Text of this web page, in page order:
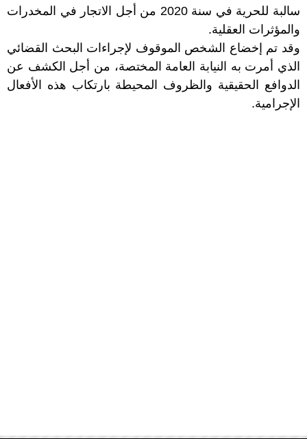
سالبة للحرية في سنة 2020 من أجل الاتجار في المخدرات
والمؤثرات العقلية.
وقد تم إخضاع الشخص الموقوف لإجراءات البحث القضائي
الذي أمرت به النيابة العامة المختصة، من أجل الكشف عن
الدوافع الحقيقية والظروف المحيطة بارتكاب هذه الأفعال
الإجرامية.